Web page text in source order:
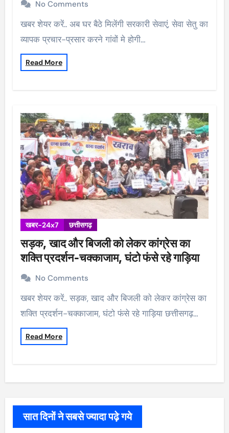
No Comments
खबर शेयर करें.. अब घर बैठे मिलेंगी सरकारी सेवाएं, सेवा सेतु का
व्यापक प्रचार-प्रसार करने गांवों मे होगी…
Read More
खबर-24x7 छत्तीसगढ़
सड़क, खाद और बिजली को लेकर कांग्रेस का
शक्ति प्रदर्शन-चक्काजाम, घंटो फंसे रहे गाड़िया
No Comments
खबर शेयर करें.. सड़क, खाद और बिजली को लेकर कांग्रेस का
शक्ति प्रदर्शन-चक्काजाम, घंटो फंसे रहे गाड़िया छत्तीसगढ़…
Read More
सात दिनों ने सबसे ज्यादा पढ़े गये